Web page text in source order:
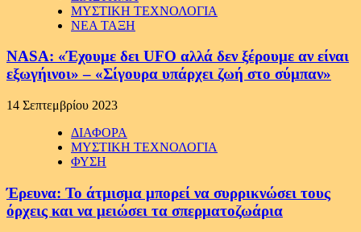
ΜΥΣΤΙΚΗ ΤΕΧΝΟΛΟΓΙΑ
ΝΕΑ ΤΑΞΗ
NASA: «Έχουμε δει UFO αλλά δεν ξέρουμε αν είναι
εξωγήινοι» – «Σίγουρα υπάρχει ζωή στο σύμπαν»
14 Σεπτεμβρίου 2023
ΔΙΑΦΟΡΑ
ΜΥΣΤΙΚΗ ΤΕΧΝΟΛΟΓΙΑ
ΦΥΣΗ
Έρευνα: Το άτμισμα μπορεί να συρρικνώσει τους
όρχεις και να μειώσει τα σπερματοζωάρια